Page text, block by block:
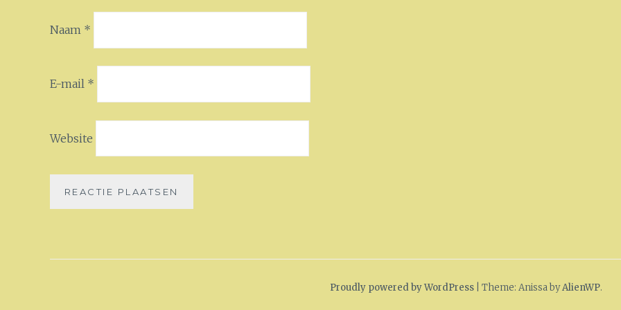
Naam *
E-mail *
Website
Proudly powered by WordPress Theme: Anissa byAlienWP.